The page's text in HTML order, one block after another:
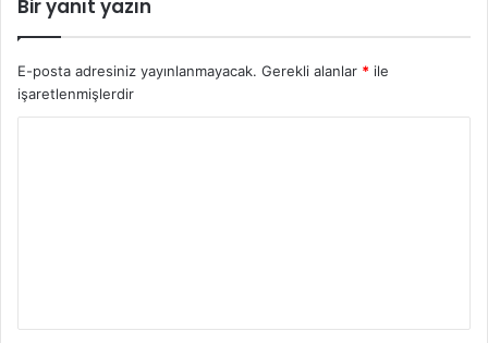
Bir yanıt yazın
E-posta adresiniz yayınlanmayacak. Gerekli alanlar * ile
işaretlenmişlerdir